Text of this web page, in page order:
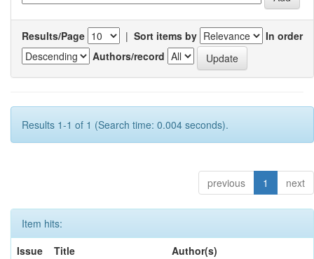
Results/Page | Sort items by
In order
Authors/record
Results 1-1 of 1 (Search time: 0.004 seconds).
previous 1 next
Item hits:
Issue
Title Author(s)